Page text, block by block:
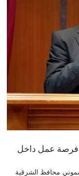
محافظ الشرقية:يعلن عن توفير 1837 فرصة عمل داخل
محافظ الشرقية